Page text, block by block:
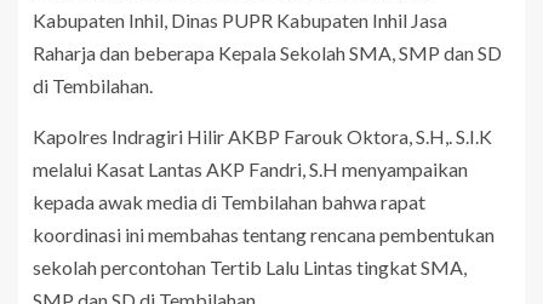
Kabupaten Inhil, Dinas PUPR Kabupaten Inhil Jasa
Raharja dan beberapa Kepala Sekolah SMA, SMP dan SD
di Tembilahan.
Kapolres Indragiri Hilir AKBP Farouk Oktora, S.H,. S.I.K
melalui Kasat Lantas AKP Fandri, S.H menyampaikan
kepada awak media di Tembilahan bahwa rapat
koordinasi ini membahas tentang rencana pembentukan
sekolah percontohan Tertib Lalu Lintas tingkat SMA,
SMP dan SD di Tembilahan.